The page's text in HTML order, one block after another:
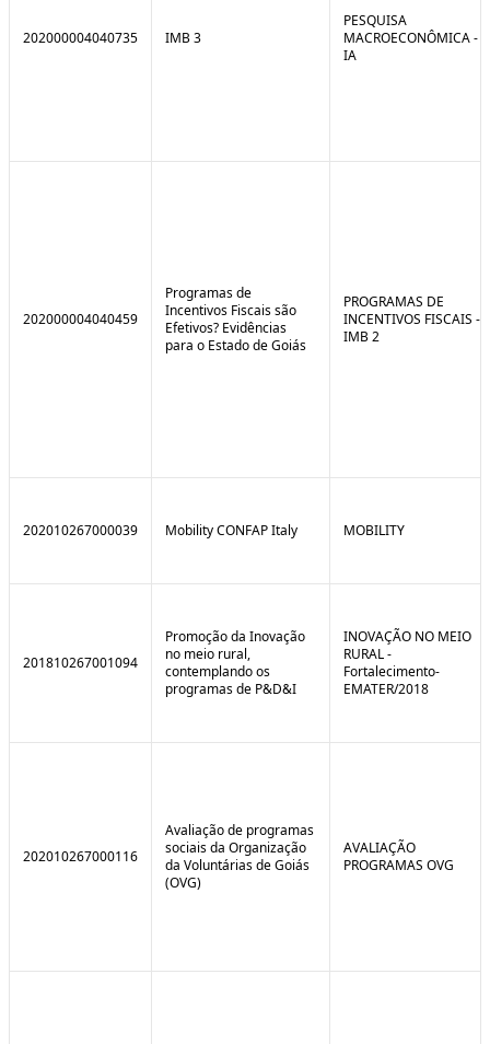
202000004040735 IMB 3
PESQUISA
MACROECONÔMICA -
IA
202000004040459
Programas de
Incentivos Fiscais são
Efetivos? Evidências
para o Estado de Goiás
PROGRAMAS DE
INCENTIVOS FISCAIS -
IMB 2
202010267000039 Mobility CONFAP Italy MOBILITY
201810267001094
Promoção da Inovação
no meio rural,
contemplando os
programas de P&D&I
INOVAÇÃO NO MEIO
RURAL -
Fortalecimento-
EMATER/2018
202010267000116
Avaliação de programas
sociais da Organização
da Voluntárias de Goiás
(OVG)
AVALIAÇÃO
PROGRAMAS OVG